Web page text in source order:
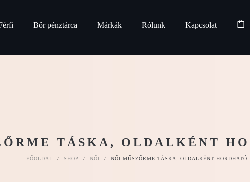
Bőr pénztárca Márkák Rólunk Kapcsolat
TÁSKA, OLDALKÉNT
FŐOLDAL / SHOP / NŐI / NŐI MŰSZŐRME TÁSKA, OLDALKÉNT HORDHATÓ